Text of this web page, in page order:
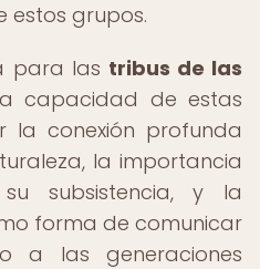
estos grupos.
para las tribus de las
capacidad de estas
la conexión profunda
la importancia
subsistencia, y la
forma de comunicar
a las generaciones